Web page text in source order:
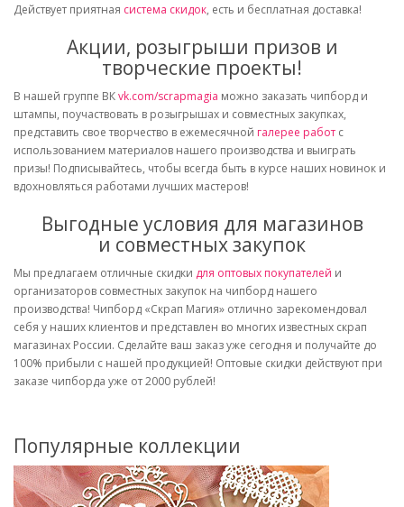
Действует приятная система скидок, есть и бесплатная доставка!
Акции, розыгрыши призов и
творческие проекты!
В нашей группе ВКvk.com/scrapmagia можно заказать чипборд и
штампы, поучаствовать в розыгрышах и совместных закупках,
представить свое творчество в ежемесячной галерее работ с
использованием материалов нашего производства и выиграть
призы! Подписывайтесь, чтобы всегда быть в курсе наших новинок и
вдохновляться работами лучших мастеров!
Выгодные условия для магазинов
и совместных закупок
Мы предлагаем отличные скидки для оптовых покупателей и
организаторов совместных закупок на чипборд нашего
производства! Чипборд «Скрап Магия» отлично зарекомендовал
себя у наших клиентов и представлен во многих известных скрап
магазинах России. Сделайте ваш заказ уже сегодня и получайте до
100% прибыли с нашей продукцией! Оптовые скидки действуют при
заказе чипборда уже от 2000 рублей!
Популярные коллекции